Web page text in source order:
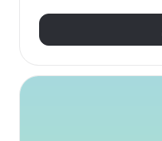
223-ФЗ
44-ФЗ